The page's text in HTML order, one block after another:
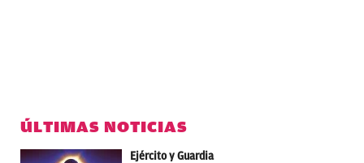
ÚLTIMAS NOTICIAS
Ejército y Guardia